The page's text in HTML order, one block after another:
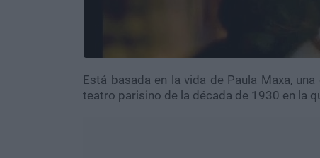
Está basada en la vida de Paula Maxa,
teatro parisino de la década de 1930 en la